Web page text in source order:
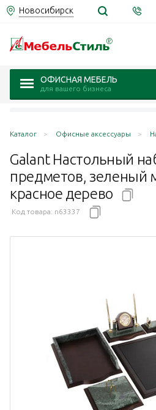
Новосибирск
ОФИСНАЯ МЕБЕЛЬ
для вашего бизнеса
Каталог Офисные аксессуары
Galant Настольный
предметов, зеленый
красное дерево
Код товара: n63337